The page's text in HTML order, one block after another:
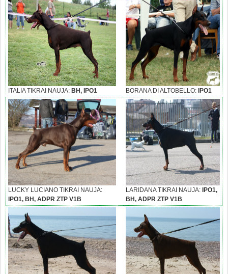
ITALIA TIKRAI NAUJA: BH, IPO1 BORANA DI ALTOBELLO: IPO1
LUCKY LUCIANO TIKRAI NAUJA:
IPO1, BH, ADPR ZTP V1B
LARIDANA TIKRAI NAUJA: IPO1,
BH, ADPR ZTP V1B